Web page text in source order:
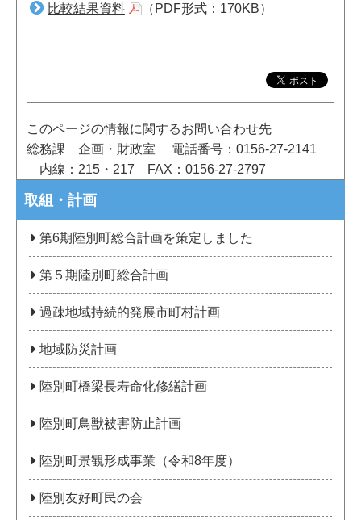
比較結果資料 （PDF形式：170KB）
このページの情報に関するお問い合わせ先
総務課 企画・財政室
電話番号：0156-27-2141
内線：215・217
FAX：0156-27-2797
取組・計画
第6期陸別町総合計画を策定しました
第５期陸別町総合計画
過疎地域持続的発展市町村計画
地域防災計画
陸別町橋梁長寿命化修繕計画
陸別町鳥獣被害防止計画
陸別町景観形成事業（令和8年度）
陸別友好町民の会